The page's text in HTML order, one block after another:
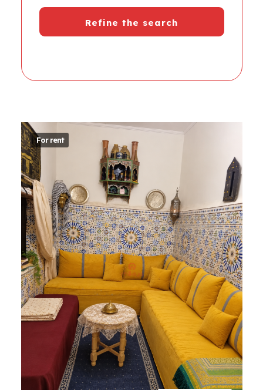
Refine the search
For rent